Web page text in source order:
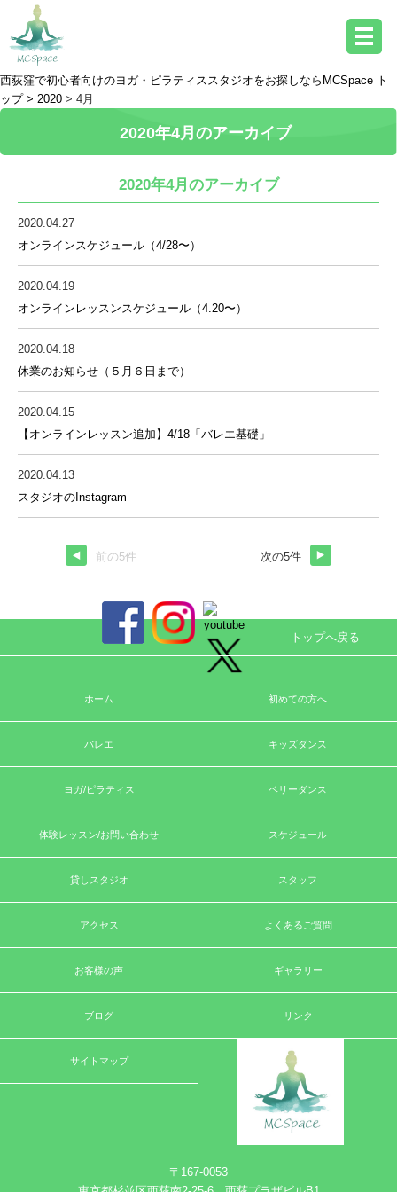
西荻窪で初心者向けのヨガ・ピラティススタジオをお探しならMCSpace ト
ップ > 2020 > 4月
2020年4月のアーカイブ
2020年4月のアーカイブ
2020.04.27
オンラインスケジュール（4/28〜）
2020.04.19
オンラインレッスンスケジュール（4.20〜）
2020.04.18
休業のお知らせ（５月６日まで）
2020.04.15
【オンラインレッスン追加】4/18「バレエ基礎」
2020.04.13
スタジオのInstagram
前の5件 次の5件
トップへ戻る
ホーム 初めての方へ
バレエ キッズダンス
ヨガ/ピラティス ベリーダンス
体験レッスン/お問い合わせ スケジュール
貸しスタジオ スタッフ
アクセス よくあるご質問
お客様の声 ギャラリー
ブログ リンク
サイトマップ
〒167-0053